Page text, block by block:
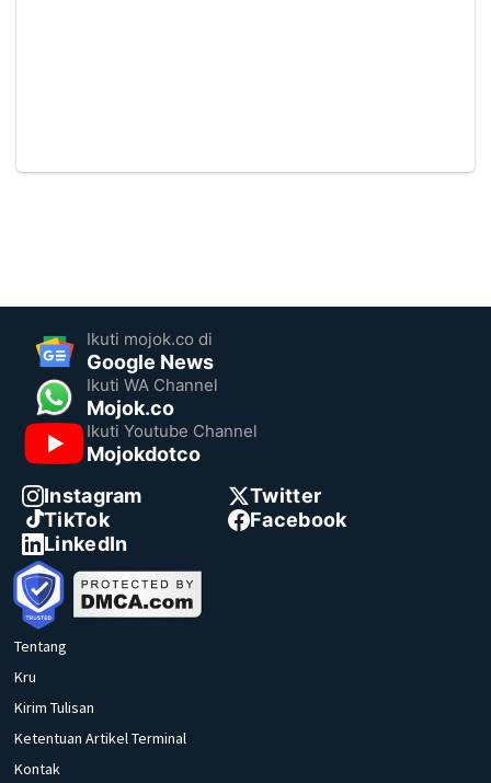
Ikuti mojok.co di
Google News
Ikuti WA Channel
Mojok.co
Ikuti Youtube Channel
Mojokdotco
Instagram
Twitter
TikTok
Facebook
LinkedIn
Tentang
Kru
Kirim Tulisan
Ketentuan Artikel Terminal
Kontak